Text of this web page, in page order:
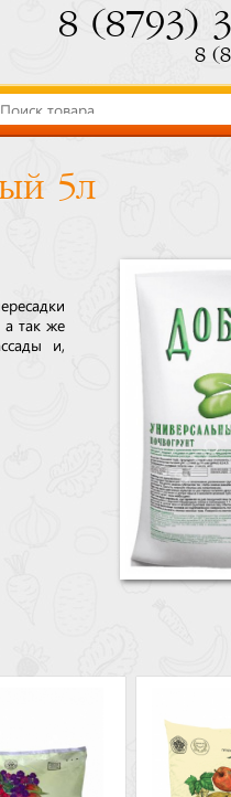
8 (8793)
8
5л
а так же
и,